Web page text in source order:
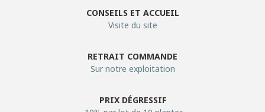
CONSEILS ET ACCUEIL
Visite du site
RETRAIT COMMANDE
Sur notre exploitation
PRIX DÉGRESSIF